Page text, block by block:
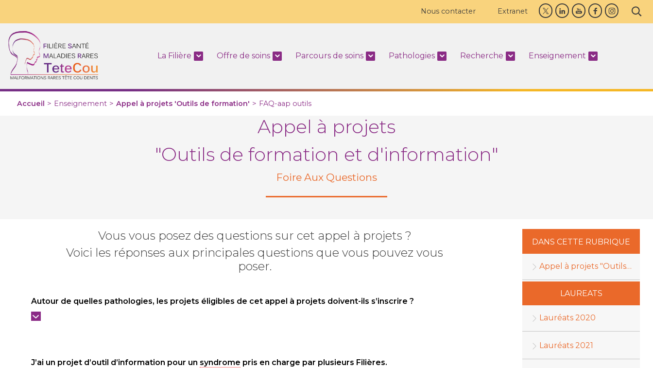
Nous contacter Extranet
La Filière Offre de soins Parcours de soins Pathologies Recherche Enseignement
Accueil > Enseignement > Appel à projets 'Outils de formation' > FAQ-aap outils
Appel à projets
"Outils de formation et d'information"
Foire Aux Questions
Vous vous posez des questions sur cet appel à projets ?
Voici les réponses aux principales questions que vous pouvez vous
poser.
Autour de quelles pathologies, les projets éligibles de cet appel à projets doivent-ils s’inscrire ?
J’ai un projet d’outil d’information pour un syndrome pris en charge par plusieurs Filières.
DANS CETTE RUBRIQUE
Appel à projets "Outils de formation"
LAUREATS
Lauréats 2020
Lauréats 2021